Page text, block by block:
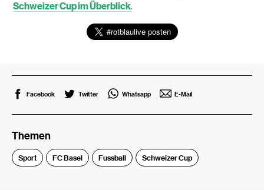
Schweizer Cup im Überblick.
Facebook Twitter Whatsapp E-Mail
Themen
Sport FC Basel Fussball Schweizer Cup